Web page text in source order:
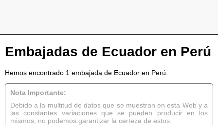
Embajadas de Ecuador en Perú
Hemos encontrado 1 embajada de Ecuador en Perú.
Nota Importante:
Debido a la multitud de datos que se muestran en esta Web y a
las constantes variaciones que se pueden producir en los
mismos, no podemos garantizar la certeza de estos.